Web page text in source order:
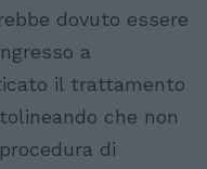
dovuto essere
a
il trattamento
che non
di